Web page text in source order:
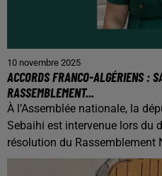
10 novembre 2025
ACCORDS FRANCO-ALGÉRIENS :
RASSEMBLEMENT...
À l’Assemblée nationale, la
Sebaihi est intervenue lors du
résolution du Rassemblement